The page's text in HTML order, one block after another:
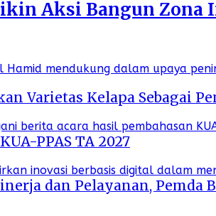
Aksi Bangun
Varietas Kelapa Sebagai
PPAS TA 2027
dan Pelayanan, Pemda